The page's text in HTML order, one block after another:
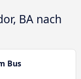
BA nach
Bus